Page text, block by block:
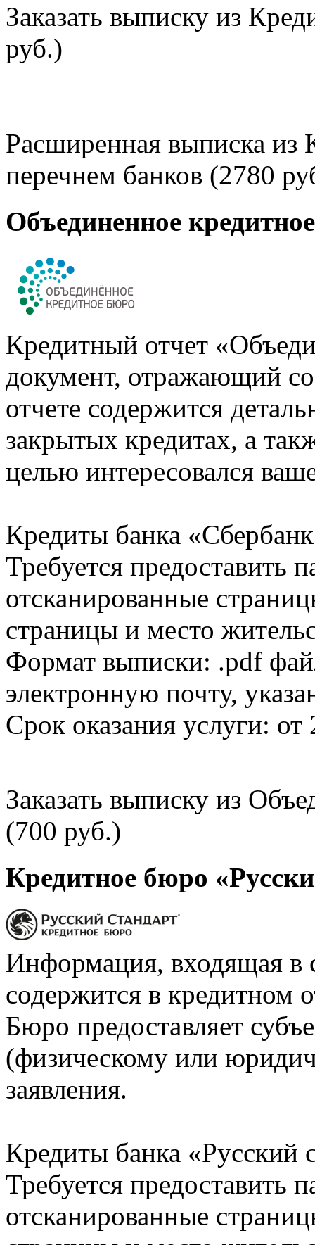
Заказать выписку из
руб.)
Расширенная выписка из
перечнем банков (2780
Объединенное
Кредитный отчет
документ, отражающий
отчете содержится
закрытых кредитах, а
целью интересовался
Кредиты банка
Требуется предоставить
отсканированные
страницы и место
Формат выписки: .pdf
электронную почту,
Срок оказания услуги: от
Заказать выписку из
(700 руб.)
Кредитное бюро
Информация, входящая в
содержится в кредитном
Бюро предоставляет
(физическому или
заявления.
Кредиты банка «Русский
Требуется предоставить
отсканированные